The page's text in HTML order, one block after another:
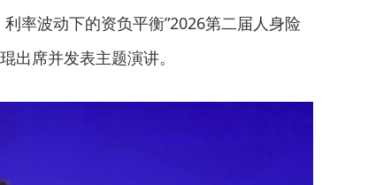
率波动下的资负平衡”2026第二届人身险
出席并发表主题演讲。